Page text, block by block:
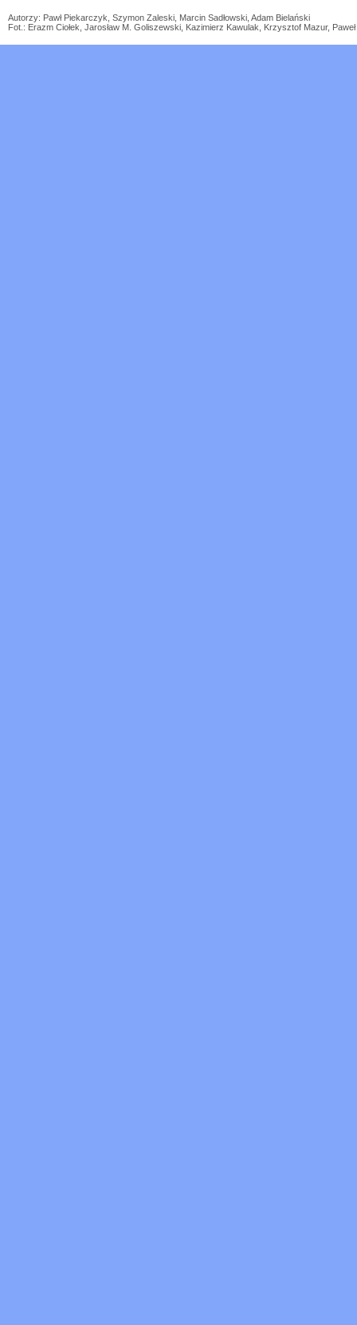
Autorzy: Pawł Piekarczyk, Szymon Zaleski, Marcin Sadłowski, Adam Bielański
Fot.: Erazm Ciołek, Jarosław M. Goliszewski, Kazimierz Kawulak, Krzysztof Mazur,